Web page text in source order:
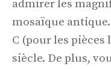
admirer les
mosaïque
C (pour les pièces
siècle. De plus,